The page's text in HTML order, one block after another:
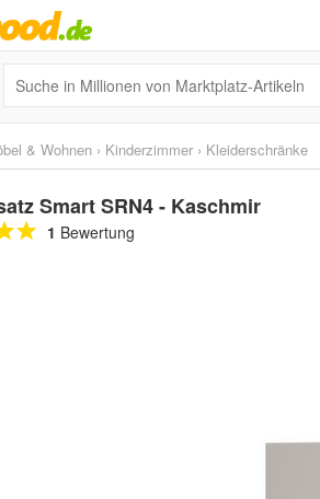
& Wohnen › Kinderzimmer › Kleiderschränke
Smart SRN4 - Kaschmir
1 Bewertung